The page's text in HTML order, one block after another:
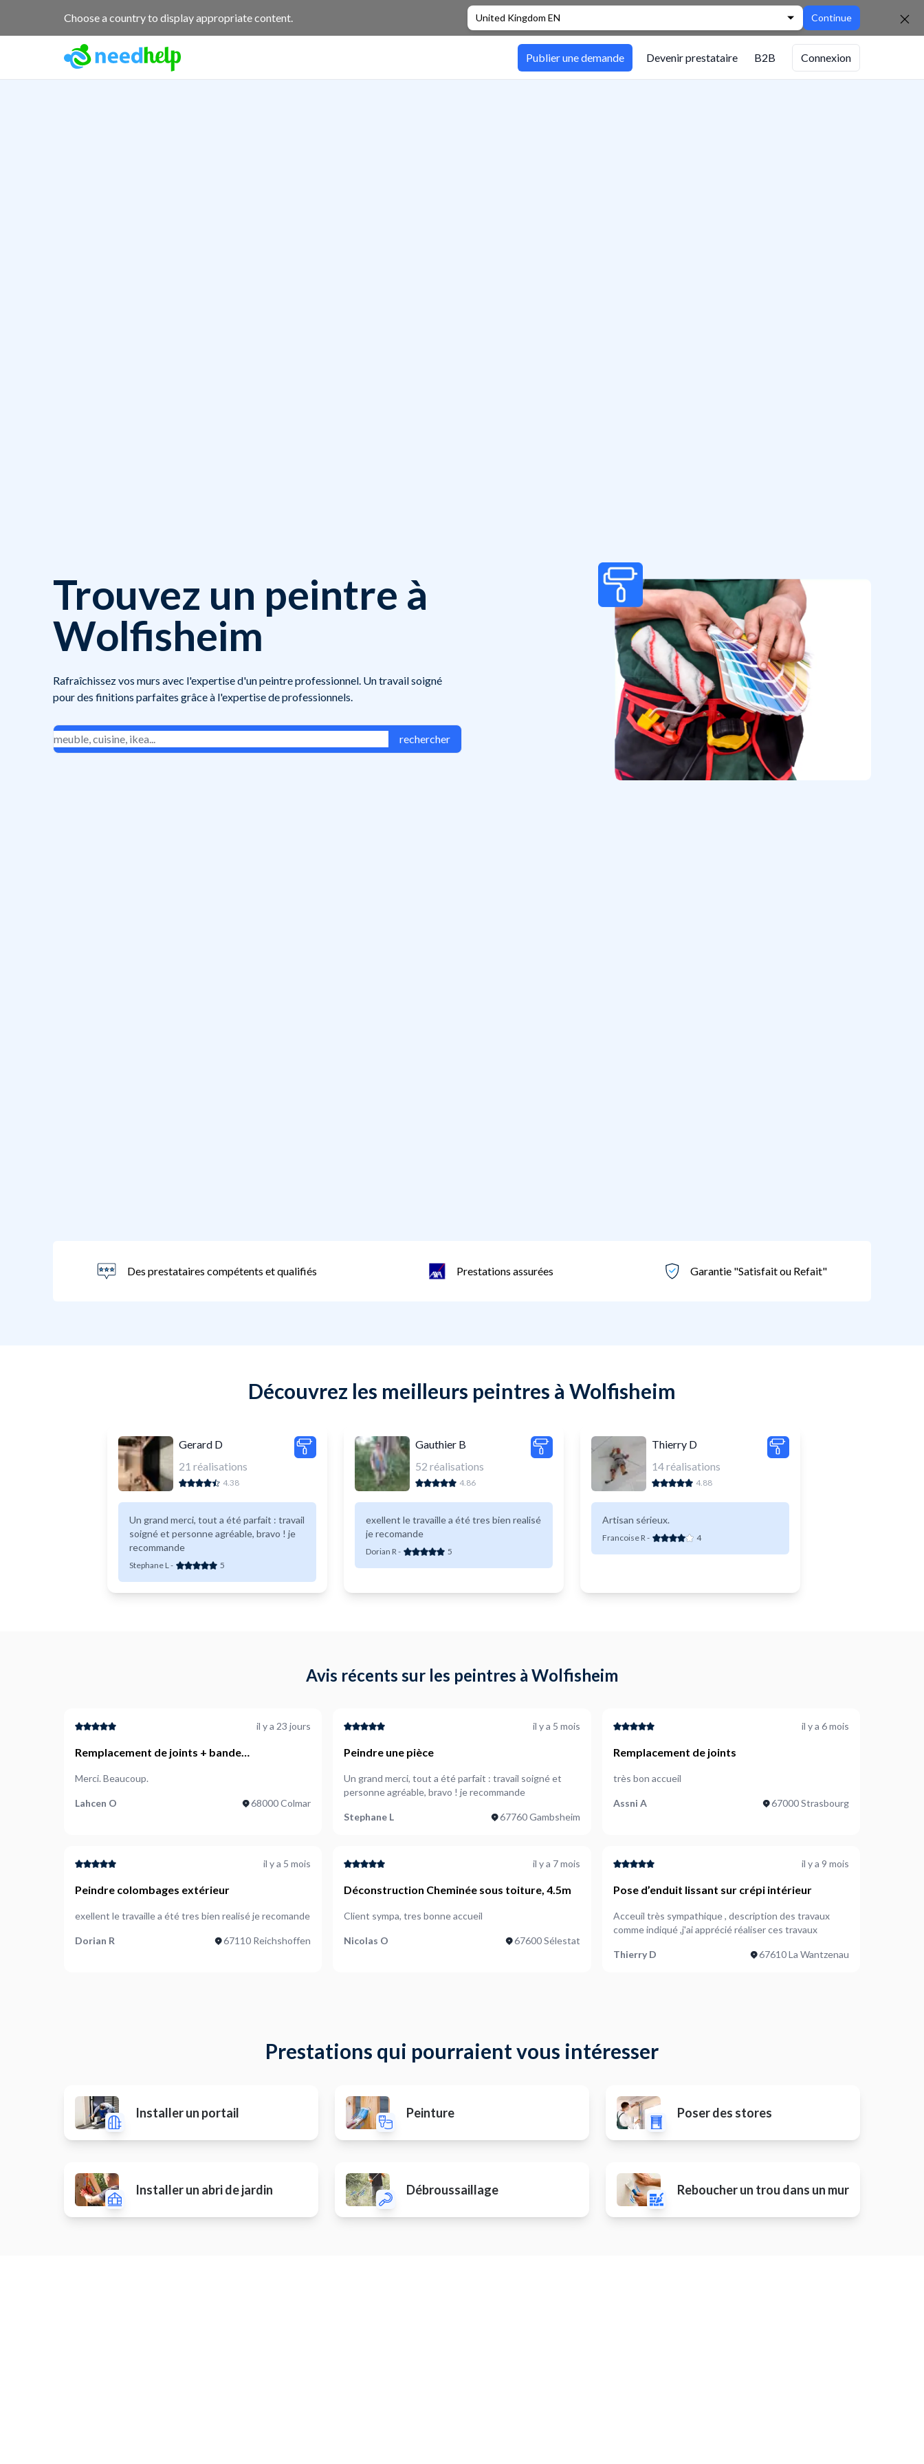
Choose a country to display appropriate content. United Kingdom EN Continue
Publier une demande Devenir prestataire B2B Connexion
Trouvez un peintre à
Wolfisheim
Rafraîchissez vos murs avec l'expertise d'un peintre professionnel. Un travail soigné
pour des finitions parfaites grâce à l'expertise de professionnels.
rechercher
Des prestataires compétents et qualifiés Prestations assurées Garantie "Satisfait ou Refait"
Découvrez les meilleurs peintres à Wolfisheim
Gerard D
21 réalisations
4.38
Un grand merci, tout a été parfait : travail
soigné et personne agréable, bravo ! je
recommande
Stephane L- 5
Gauthier B
52 réalisations
4.86
exellent le travaille a été tres bien realisé
je recomande
Dorian R- 5
Thierry D
14réalisations
4.88
Artisan sérieux.
Francoise R- 4
Avis récents sur les peintres à Wolfisheim
il y a 23 jours
Remplacement de joints + bande
Merci. Beaucoup.
Lahcen O 68000 Colmar
il y a 5 mois
Peindre une pièce
Un grand merci, tout a été parfait : travail soigné et
personne agréable, bravo ! je recommande
Stephane L 67760 Gambsheim
il y a 6 mois
Remplacement de joints
très bon accueil
Assni A 67000 Strasbourg
il y a 5 mois
Peindre colombages extérieur
exellent le travaille a été tres bien realisé je recomande
Dorian R 67110 Reichshoffen
il y a 7 mois
Déconstruction Cheminée sous toiture, 4.5m
Client sympa, tres bonne accueil
Nicolas O 67600 Sélestat
il y a 9 mois
Pose d’enduit lissant sur crépi intérieur
Acceuil très sympathique , description des travaux
comme indiqué ,j'ai apprécié réaliser ces travaux
Thierry D 67610 La Wantzenau
Prestations qui pourraient vous intéresser
Installer un portail Peinture Poser des stores
Installer un abri de jardin Débroussaillage Reboucher un trou dans un mur